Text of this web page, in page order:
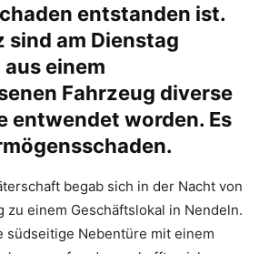
entstanden ist.
sind am Dienstag
einem
Fahrzeug diverse
entwendet worden. Es
begab sich in der Nacht von
zu einem Geschäftslokal in Nendeln.
südseitige Nebentüre mit einem